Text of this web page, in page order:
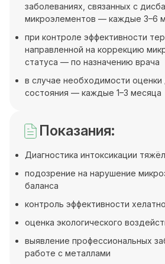
заболеваниях, связанных с
микроэлементов — каждые 3–6
при контроле эффективности
направленной на коррекцию
статуса — по назначению врача
в случае необходимости оценки
состояния — каждые 1–3 месяца
Показания:
Диагностика интоксикации
подозрение на нарушение
баланса
контроль эффективности
оценка экологического
выявление профессиональных
работе с металлами